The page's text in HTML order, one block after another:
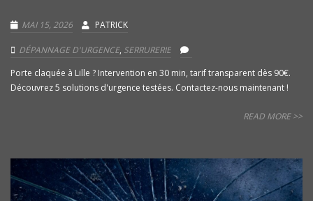
MAI 15, 2026 PATRICK
DÉPANNAGE D'URGENCE, SERRURERIE
Porte claquée à Lille ? Intervention en 30 min, tarif transparent dès 90€.
Découvrez 5 solutions d'urgence testées. Contactez-nous maintenant !
READ MORE >>